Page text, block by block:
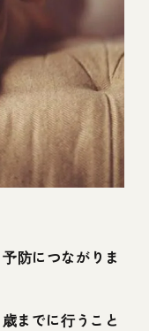
防につながりま
までに行うこと